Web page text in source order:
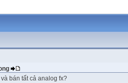
bán tất cả analog fx?